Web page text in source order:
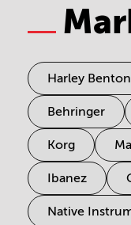
Harley Benton
Behringer
Korg
Ibanez
Native